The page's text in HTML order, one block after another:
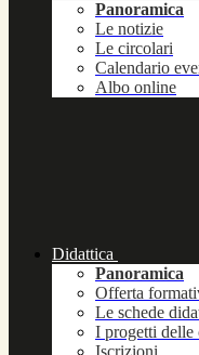
Panoramica
Le notizie
Le circolari
Calendario
Albo online
Didattica
Panoramica
Offerta
Le schede
I progetti delle